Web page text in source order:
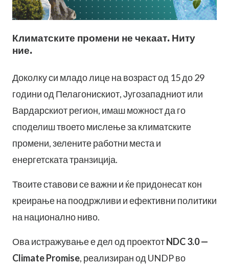
Климатските промени не чекаат. Ниту
ние.
Доколку си младо лице на возраст од 15 до 29
години од Пелагонискиот, Југозападниот или
Вардарскиот регион, имаш можност да го
споделиш твоето мислење за климатските
промени, зелените работни места и
енергетската транзиција.
Твоите ставови се важни и ќе придонесат кон
креирање на поодржливи и ефективни политики
на национално ниво.
Ова истражување е дел од проектотNDC 3.0 —
Climate Promise, реализиран од UNDP во